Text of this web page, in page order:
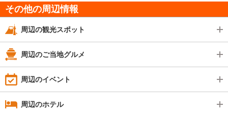
その他の周辺情報
周辺の観光スポット
周辺のご当地グルメ
周辺のイベント
周辺のホテル